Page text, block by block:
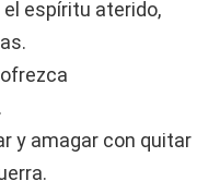
espíritu aterido,
y amagar con quitar